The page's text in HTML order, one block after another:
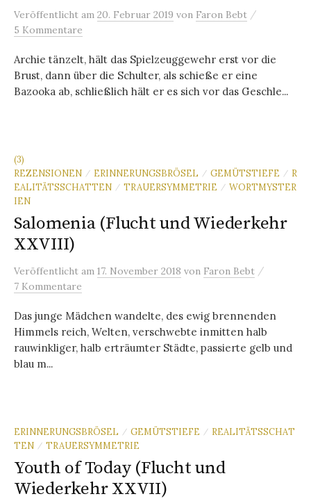
Veröffentlicht am 20. Februar 2019 von Faron Bebt /
5 Kommentare
Archie tänzelt, hält das Spielzeuggewehr erst vor die
Brust, dann über die Schulter, als schieße er eine
Bazooka ab, schließlich hält er es sich vor das Geschle...
(3)
REZENSIONEN / ERINNERUNGSBRÖSEL / GEMÜTSTIEFE / R
EALITÄTSSCHATTEN / TRAUERSYMMETRIE / WORTMYSTER
IEN
Salomenia (Flucht und Wiederkehr
XXVIII)
Veröffentlicht am 17. November 2018 von Faron Bebt /
7 Kommentare
Das junge Mädchen wandelte, des ewig brennenden
Himmels reich, Welten, verschwebte inmitten halb
rauwinkliger, halb erträumter Städte, passierte gelb und
blau m...
ERINNERUNGSBRÖSEL / GEMÜTSTIEFE / REALITÄTSSCHAT
TEN / TRAUERSYMMETRIE
Youth of Today (Flucht und
Wiederkehr XXVII)